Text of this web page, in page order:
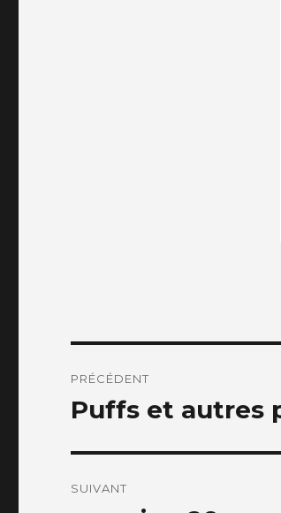
de
PRÉCÉDENT
Article
Puffs et autres
SUIVANT